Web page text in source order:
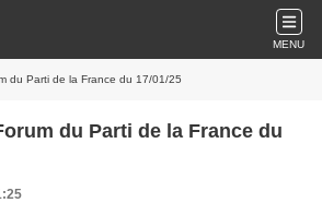
MENU
du Parti de la France du 17/01/25
du Parti de la France du